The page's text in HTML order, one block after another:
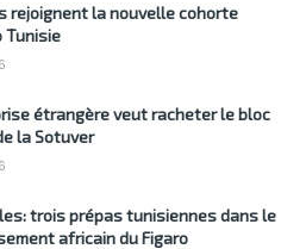
rejoignent la nouvelle cohorte
Tunisie
étrangère veut racheter le bloc
la Sotuver
trois prépas tunisiennes dans le
africain du Figaro